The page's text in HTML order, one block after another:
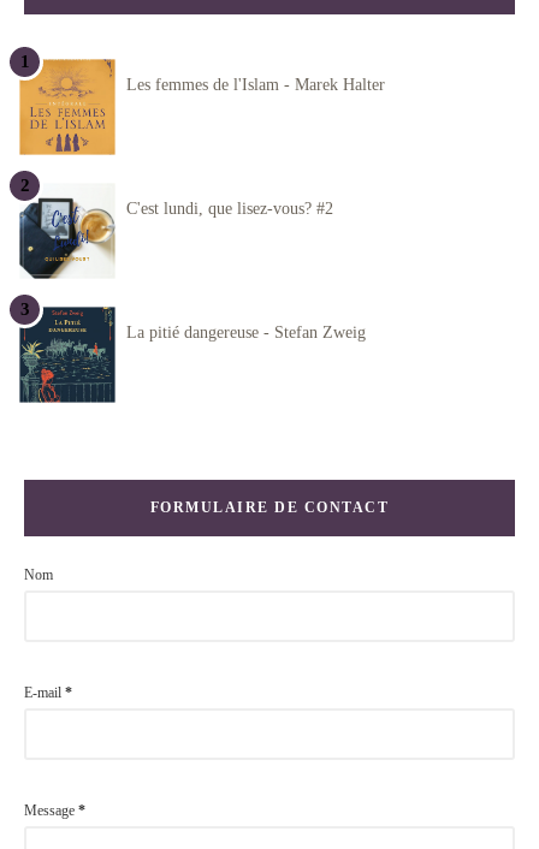
Les femmes de l'Islam - Marek Halter
C'est lundi, que lisez-vous? #2
La pitié dangereuse - Stefan Zweig
FORMULAIRE DE CONTACT
Nom
E-mail *
Message *